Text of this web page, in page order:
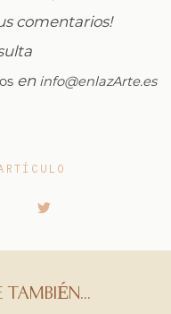
comentarios!
en info@enlazArte.es
TAMBIÉN...